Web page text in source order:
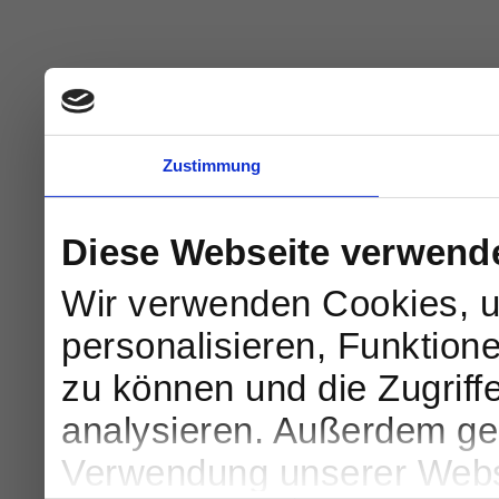
Zustimmung
Diese Webseite
Wir verwenden Cookies,
personalisieren,
zu können und die
analysieren. Außerdem
Verwendung unserer